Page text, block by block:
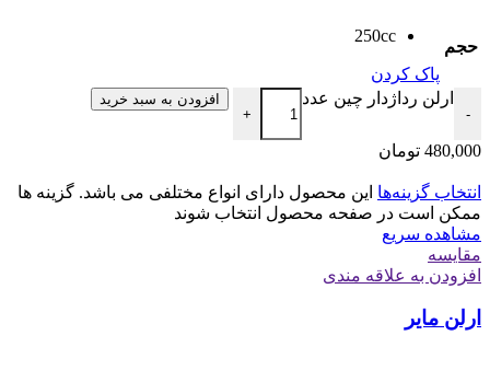
حجم
250cc
پاک کردن
-
ارلن رداژدار چین عدد
+
افزودن به سبد خرید
480,000 تومان
انتخاب گزینه‌ها این محصول دارای انواع مختلفی می باشد. گزینه ها
ممکن است در صفحه محصول انتخاب شوند
مشاهده سریع
مقایسه
افزودن به علاقه مندی
ارلن مایر